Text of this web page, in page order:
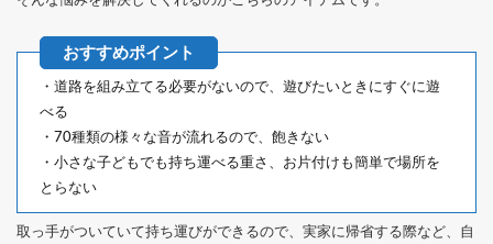
・道路を組み立てる必要がないので、遊びたいときにすぐに遊
べる
・70種類の様々な音が流れるので、飽きない
・小さな子どもでも持ち運べる重さ、お片付けも簡単で場所を
とらない
取っ手がついていて持ち運びができるので、実家に帰省する際など、自